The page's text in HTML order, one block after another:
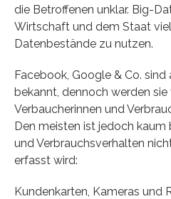
die Betroffenen unklar. Big-
Wirtschaft und dem Staat
Datenbestände zu nutzen.
Facebook, Google & Co. sind
bekannt, dennoch werden sie
Verbaucherinnen und
Den meisten ist jedoch kaum
und Verbrauchsverhalten
erfasst wird:
Kundenkarten, Kameras und